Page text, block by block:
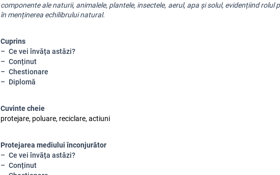
componente ale naturii, animalele, plantele, insectele, aerul, apa și solul, evidențiind rolul
în menținerea echilibrului natural.
Cuprins
Ce vei învăța astăzi?
Conținut
Chestionare
Diplomă
Cuvinte cheie
protejare, poluare, reciclare, actiuni
Protejarea mediului înconjurător
Ce vei învăța astăzi?
Conținut